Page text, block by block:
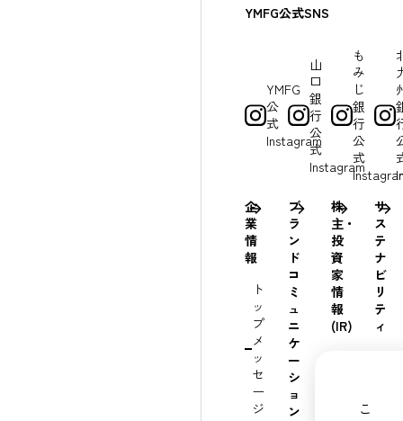
こ
YMFG公式SNS
YMFG
公
式
Instagram
山
口
銀
行
公
式
Instagram
も
み
じ
銀
行
公
式
企
業
情
報
ト
ッ
プ
メ
ッ
セ
ー
ジ
ブ
ラ
ン
ド
コ
ミ
ュ
ニ
ケ
ー
シ
ョ
ン
株
主・
投
資
家
情
報
(IR)
サ
ス
テ
ナ
ビ
リ
テ
ィ